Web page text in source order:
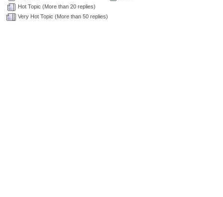
Hot Topic (More than 20 replies)
Very Hot Topic (More than 50 replies)